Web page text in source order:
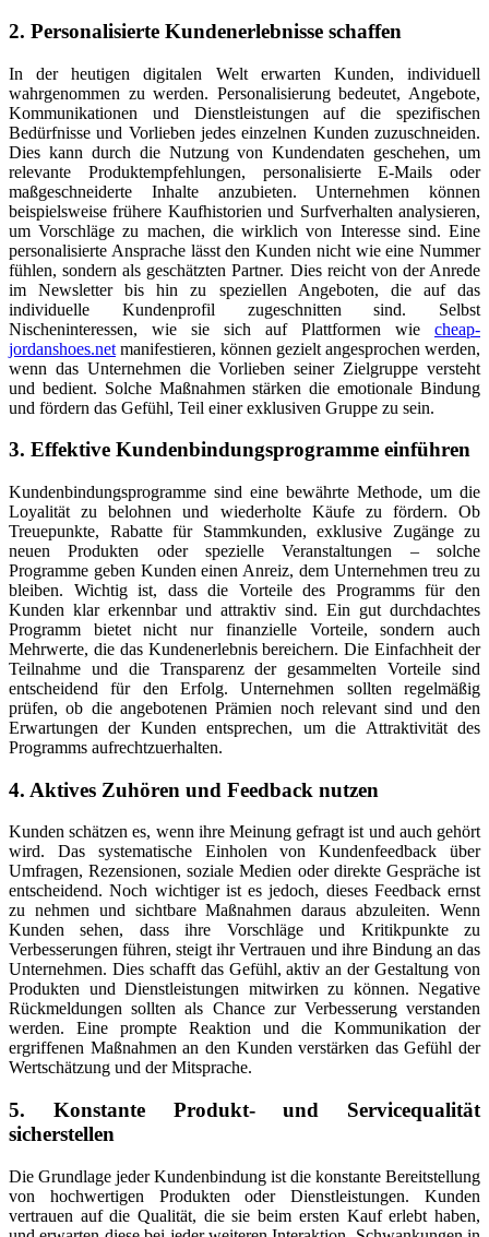
2. Personalisierte Kundenerlebnisse schaffen
In der heutigen digitalen Welt erwarten Kunden, individuell
wahrgenommen zu werden. Personalisierung bedeutet, Angebote,
Kommunikationen und Dienstleistungen auf die spezifischen
Bedürfnisse und Vorlieben jedes einzelnen Kunden zuzuschneiden.
Dies kann durch die Nutzung von Kundendaten geschehen, um
relevante Produktempfehlungen, personalisierte E-Mails oder
maßgeschneiderte Inhalte anzubieten. Unternehmen können
beispielsweise frühere Kaufhistorien und Surfverhalten analysieren,
um Vorschläge zu machen, die wirklich von Interesse sind. Eine
personalisierte Ansprache lässt den Kunden nicht wie eine Nummer
fühlen, sondern als geschätzten Partner. Dies reicht von der Anrede
im Newsletter bis hin zu speziellen Angeboten, die auf das
individuelle Kundenprofil zugeschnitten sind. Selbst
Nischeninteressen, wie sie sich auf Plattformen wie cheap-
jordanshoes.net manifestieren, können gezielt angesprochen werden,
wenn das Unternehmen die Vorlieben seiner Zielgruppe versteht
und bedient. Solche Maßnahmen stärken die emotionale Bindung
und fördern das Gefühl, Teil einer exklusiven Gruppe zu sein.
3. Effektive Kundenbindungsprogramme einführen
Kundenbindungsprogramme sind eine bewährte Methode, um die
Loyalität zu belohnen und wiederholte Käufe zu fördern. Ob
Treuepunkte, Rabatte für Stammkunden, exklusive Zugänge zu
neuen Produkten oder spezielle Veranstaltungen – solche
Programme geben Kunden einen Anreiz, dem Unternehmen treu zu
bleiben. Wichtig ist, dass die Vorteile des Programms für den
Kunden klar erkennbar und attraktiv sind. Ein gut durchdachtes
Programm bietet nicht nur finanzielle Vorteile, sondern auch
Mehrwerte, die das Kundenerlebnis bereichern. Die Einfachheit der
Teilnahme und die Transparenz der gesammelten Vorteile sind
entscheidend für den Erfolg. Unternehmen sollten regelmäßig
prüfen, ob die angebotenen Prämien noch relevant sind und den
Erwartungen der Kunden entsprechen, um die Attraktivität des
Programms aufrechtzuerhalten.
4. Aktives Zuhören und Feedback nutzen
Kunden schätzen es, wenn ihre Meinung gefragt ist und auch gehört
wird. Das systematische Einholen von Kundenfeedback über
Umfragen, Rezensionen, soziale Medien oder direkte Gespräche ist
entscheidend. Noch wichtiger ist es jedoch, dieses Feedback ernst
zu nehmen und sichtbare Maßnahmen daraus abzuleiten. Wenn
Kunden sehen, dass ihre Vorschläge und Kritikpunkte zu
Verbesserungen führen, steigt ihr Vertrauen und ihre Bindung an das
Unternehmen. Dies schafft das Gefühl, aktiv an der Gestaltung von
Produkten und Dienstleistungen mitwirken zu können. Negative
Rückmeldungen sollten als Chance zur Verbesserung verstanden
werden. Eine prompte Reaktion und die Kommunikation der
ergriffenen Maßnahmen an den Kunden verstärken das Gefühl der
Wertschätzung und der Mitsprache.
5. Konstante Produkt- und Servicequalität
sicherstellen
Die Grundlage jeder Kundenbindung ist die konstante Bereitstellung
von hochwertigen Produkten oder Dienstleistungen. Kunden
vertrauen auf die Qualität, die sie beim ersten Kauf erlebt haben,